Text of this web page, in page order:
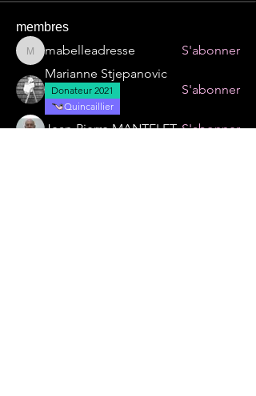
membres
mabelleadresse
mabelleadresse
S'abonner
Marianne Stjepanovic
Donateur 2021
Quincaillier
S'abonner
Jean-Pierre MANTELET S'abonner